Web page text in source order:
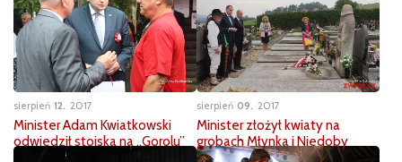
sierpień 12 2017
Minister Adam Kwiatkowski
odwiedził stoiska na „Gorolu”
sierpień 09 2017
Minister złożył kwiaty na
grobach Młynka i Niedoby